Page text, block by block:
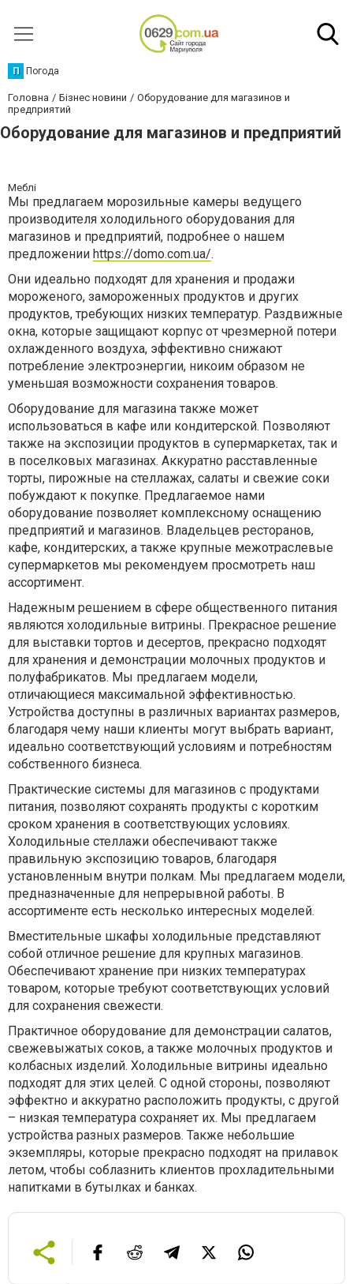
П Погода
Головна Бізнес новини
Оборудование для магазинов и
предприятий
Оборудование для магазинов и предприятий
Меблі
Мы предлагаем морозильные камеры ведущего
производителя холодильного оборудования для
магазинов и предприятий, подробнее о нашем
предложении https://domo.com.ua/.
Они идеально подходят для хранения и продажи
мороженого, замороженных продуктов и других
продуктов, требующих низких температур. Раздвижные
окна, которые защищают корпус от чрезмерной потери
охлажденного воздуха, эффективно снижают
потребление электроэнергии, никоим образом не
уменьшая возможности сохранения товаров.
Оборудование для магазина также может
использоваться в кафе или кондитерской. Позволяют
также на экспозиции продуктов в супермаркетах, так и
в поселковых магазинах. Аккуратно расставленные
торты, пирожные на стеллажах, салаты и свежие соки
побуждают к покупке. Предлагаемое нами
оборудование позволяет комплексному оснащению
предприятий и магазинов. Владельцев ресторанов,
кафе, кондитерских, а также крупные межотраслевые
супермаркетов мы рекомендуем просмотреть наш
ассортимент.
Надежным решением в сфере общественного питания
являются холодильные витрины. Прекрасное решение
для выставки тортов и десертов, прекрасно подходят
для хранения и демонстрации молочных продуктов и
полуфабрикатов. Мы предлагаем модели,
отличающиеся максимальной эффективностью.
Устройства доступны в различных вариантах размеров,
благодаря чему наши клиенты могут выбрать вариант,
идеально соответствующий условиям и потребностям
собственного бизнеса.
Практические системы для магазинов с продуктами
питания, позволяют сохранять продукты с коротким
сроком хранения в соответствующих условиях.
Холодильные стеллажи обеспечивают также
правильную экспозицию товаров, благодаря
установленным внутри полкам. Мы предлагаем модели,
предназначенные для непрерывной работы. В
ассортименте есть несколько интересных моделей.
Вместительные шкафы холодильные представляют
собой отличное решение для крупных магазинов.
Обеспечивают хранение при низких температурах
товаром, которые требуют соответствующих условий
для сохранения свежести.
Практичное оборудование для демонстрации салатов,
свежевыжатых соков, а также молочных продуктов и
колбасных изделий. Холодильные витрины идеально
подходят для этих целей. С одной стороны, позволяют
эффектно и аккуратно расположить продукты, с другой
– низкая температура сохраняет их. Мы предлагаем
устройства разных размеров. Также небольшие
экземпляры, которые прекрасно подходят на прилавок
летом, чтобы соблазнить клиентов прохладительными
напитками в бутылках и банках.